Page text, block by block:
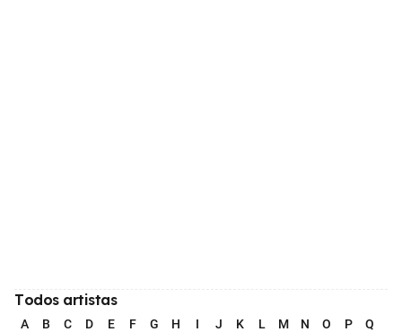
Todos artistas
A B C D E F G H I J K L M N O P Q